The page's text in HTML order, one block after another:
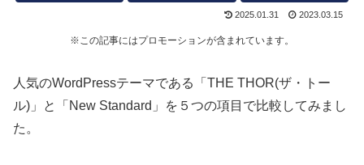
2025.01.31 2023.03.15
※この記事にはプロモーションが含まれています。
人気のWordPressテーマである「THE THOR(ザ・トー
ル)」と「New Standard」を５つの項目で比較してみまし
た。